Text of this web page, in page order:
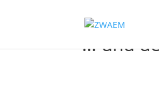
… und